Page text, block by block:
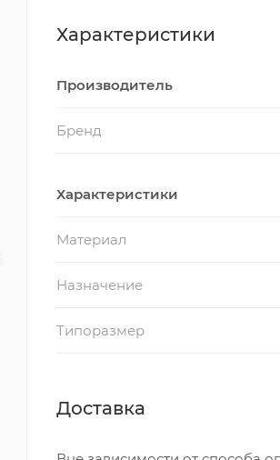
Характеристики
Производитель
Бренд
Характеристики
Материал
Назначение
Типоразмер
Доставка